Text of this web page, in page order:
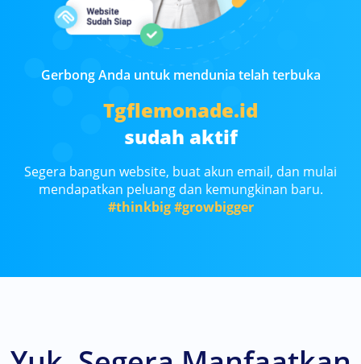
Gerbong Anda untuk mendunia telah terbuka
Tgflemonade.id
sudah aktif
Segera bangun website, buat akun email, dan mulai
mendapatkan peluang dan kemungkinan baru.
#thinkbig #growbigger